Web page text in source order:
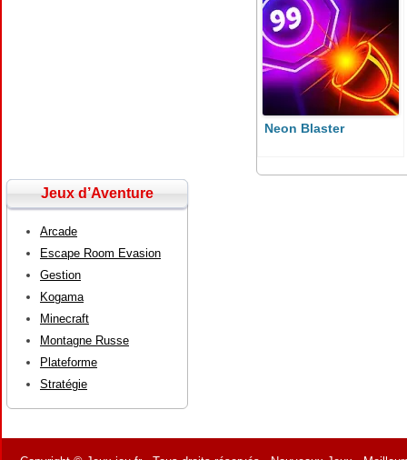
Neon Blaster
Jeux d’Aventure
Arcade
Escape Room Evasion
Gestion
Kogama
Minecraft
Montagne Russe
Plateforme
Stratégie